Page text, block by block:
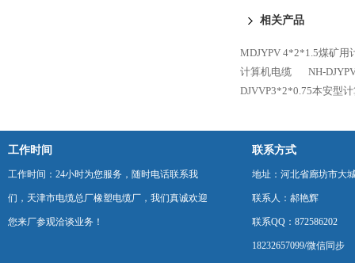
相关产品
MDJYPV 4*2*1.5煤矿用
计算机电缆
NH-
DJVVP3*2*0.75本安型
工作时间
工作时间：24小时为您服务，随时电话联系我
们，天津市电缆总厂橡塑电缆厂，我们真诚欢迎
您来厂参观洽谈业务！
联系方式
地址：河北省廊坊市大
联系人：郝艳辉
联系QQ：872586202
18232657099/微信同步